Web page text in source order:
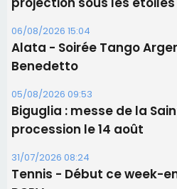
Les brèves
06/08/2026 15:57
Ucciani – Marché des
11 août
06/08/2026 15:25
Corte – L’association A
projection sous les étoiles